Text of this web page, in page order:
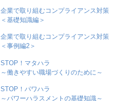
企業で取り組むコンプライアンス対策
＜基礎知識編＞
企業で取り組むコンプライアンス対策
＜事例編2＞
STOP！マタハラ
～働きやすい職場づくりのために～
STOP！パワハラ
～パワーハラスメントの基礎知識～